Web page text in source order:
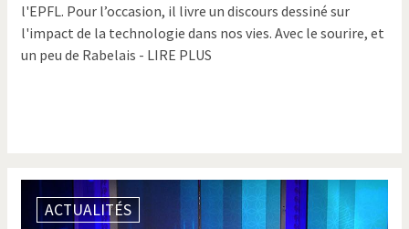
l'EPFL. Pour l’occasion, il livre un discours dessiné sur
l'impact de la technologie dans nos vies. Avec le sourire, et
un peu de Rabelais - LIRE PLUS
ACTUALITÉS